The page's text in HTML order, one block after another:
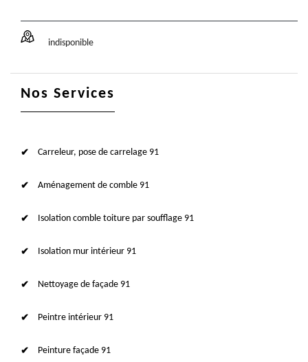
indisponible
Nos Services
Carreleur, pose de carrelage 91
Aménagement de comble 91
Isolation comble toiture par soufflage 91
Isolation mur intérieur 91
Nettoyage de façade 91
Peintre intérieur 91
Peinture façade 91